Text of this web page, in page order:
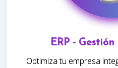
ERP -
Optimiza tu empresa